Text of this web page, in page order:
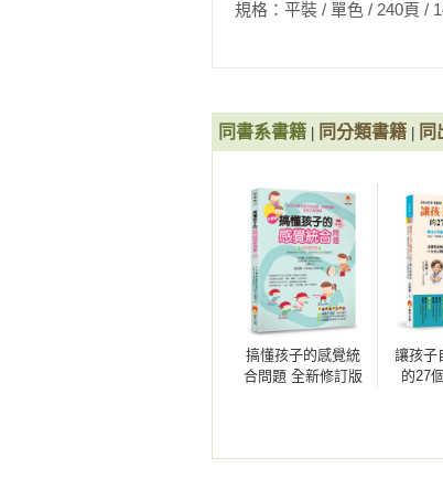
規格：平裝 / 單色 /
同書系書籍 同分類書籍
搞懂孩子的感覺統
合問題 全新修訂版
讓孩子
的27